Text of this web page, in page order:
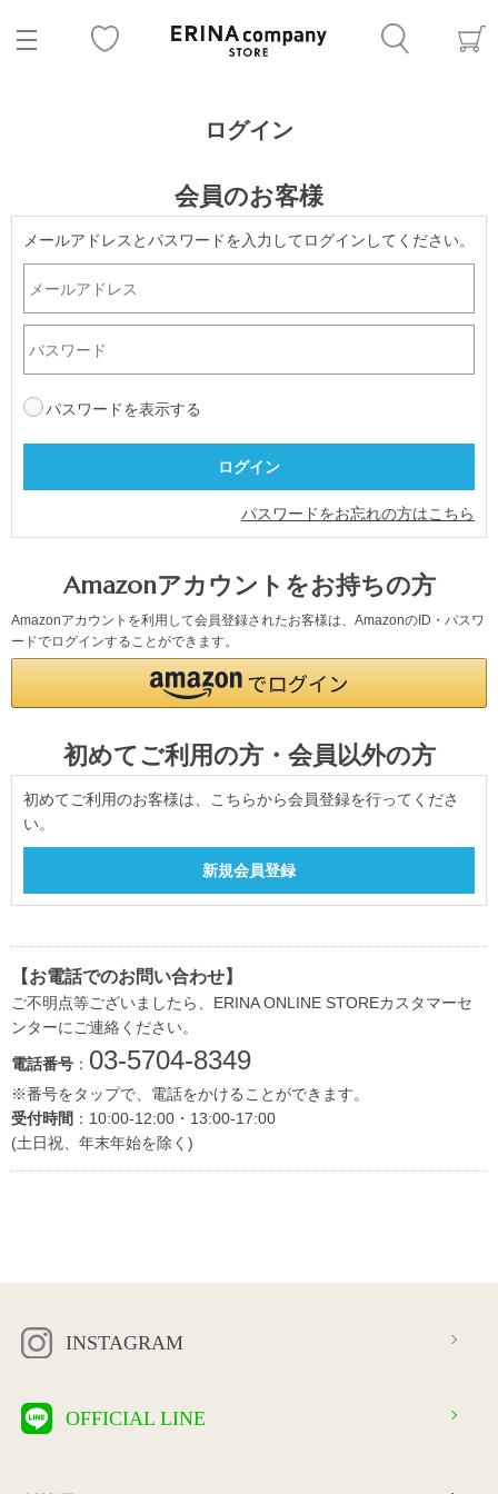
ログイン
会員のお客様
メールアドレスとパスワードを入力してログインしてください。
パスワードを表示する
パスワードをお忘れの方はこちら
Amazonアカウントをお持ちの方
Amazonアカウントを利用して会員登録されたお客様は、AmazonのID・パスワ
ードでログインすることができます。
初めてご利用の方・会員以外の方
初めてご利用のお客様は、こちらから会員登録を行ってくださ
い。
【お電話でのお問い合わせ】
ご不明点等ございましたら、ERINA ONLINE STOREカスタマーセ
ンターにご連絡ください。
電話番号 ： 03-5704-8349
※番号をタップで、電話をかけることができます。
受付時間 ：10:00-12:00・13:00-17:00
(土日祝、年末年始を除く)
INSTAGRAM
OFFICIAL LINE